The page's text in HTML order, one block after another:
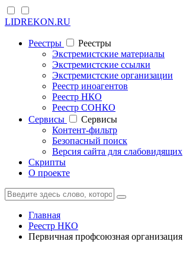
LIDREKON.RU
Реестры
Реестры
Экстремистские материалы
Экстремистские ссылки
Экстремистские организации
Реестр иноагентов
Реестр НКО
Реестр СОНКО
Cервисы
Cервисы
Контент-фильтр
Безопасный поиск
Версия сайта для слабовидящих
Скрипты
О проекте
Главная
Реестр НКО
Первичная профсоюзная организация